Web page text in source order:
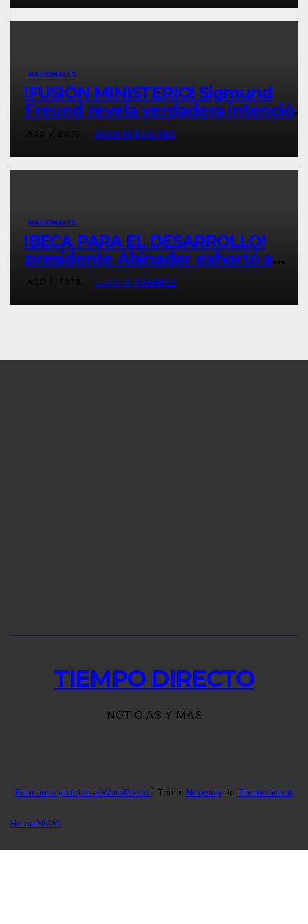
modelo de reparto público,
NACIONALES
!FUSIÓN MINISTERIO! Sigmund
Freund revela verdadera intención
del gobierno de fusionar MINERD-
MESCYT, lo que rechaza gremio de
profesores
JUAN M RAMÍREZ
NACIONALES
!BECA PARA EL DESARROLLO!
presidente Abinader exhortó a
beneficiados a asumir becas con
responsabilidad y convertirse en
embajadores de dominicanidad en
JUAN M RAMÍREZ
TIEMPO DIRECTO
NOTICIAS Y MAS
Funciona gracias a WordPress Tema: Newsup de Themeansar
HomeINICIO